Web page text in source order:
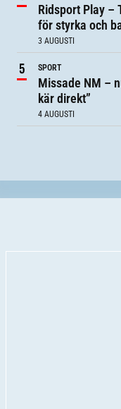
Ridsport Play –
för styrka och
3 AUGUSTI
SPORT
Missade NM –
kär direkt”
4 AUGUSTI